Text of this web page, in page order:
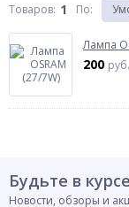
Товаров: 1 По:
Лампа
200 руб.
Будьте в
Новости, обзоры и